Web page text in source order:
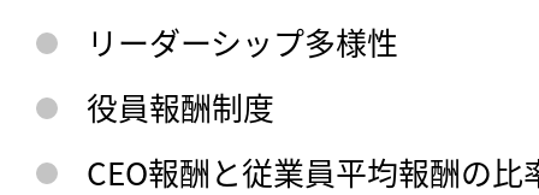
リーダーシップ多様性
役員報酬制度
CEO報酬と従業員平均報酬の比